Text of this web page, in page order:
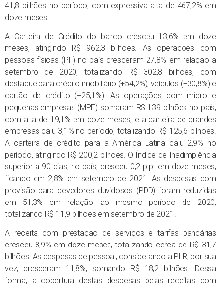
41,8 bilhões no período, com expressiva alta de 467,2% em
doze meses.
A Carteira de Crédito do banco cresceu 13,6% em doze
meses, atingindo R$ 962,3 bilhões. As operações com
pessoas físicas (PF) no país cresceram 27,8% em relação a
setembro de 2020, totalizando R$ 302,8 bilhões, com
destaque para crédito imobiliário (+54,2%), veículos (+30,8%) e
cartão de crédito (+25,1%). As operações com micro e
pequenas empresas (MPE) somaram R$ 139 bilhões no país,
com alta de 19,1% em doze meses, e a carteira de grandes
empresas caiu 3,1% no período, totalizando R$ 125,6 bilhões.
A carteira de crédito para a América Latina caiu 2,9% no
período, atingindo R$ 200,2 bilhões. O Índice de Inadimplência
superior a 90 dias, no país, cresceu 0,2 p.p. em doze meses,
ficando em 2,8% em setembro de 2021. As despesas com
provisão para devedores duvidosos (PDD) foram reduzidas
em 51,3% em relação ao mesmo período de 2020,
totalizando R$ 11,9 bilhões em setembro de 2021.
A receita com prestação de serviços e tarifas bancárias
cresceu 8,9% em doze meses, totalizando cerca de R$ 31,7
bilhões. As despesas de pessoal, considerando a PLR, por sua
vez, cresceram 11,8%, somando R$ 18,2 bilhões. Dessa
forma, a cobertura destas despesas pelas receitas com